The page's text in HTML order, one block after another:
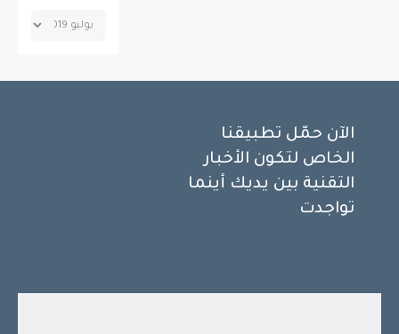
الآن حمّل تطبيقنا
الخاص لتكون الأخبار
التقنية بين يديك أينما
تواجدت